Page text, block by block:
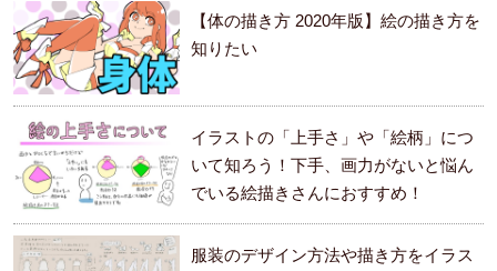
【体の描き方 2020年版】絵の描き方を
知りたい
イラストの「上手さ」や「絵柄」につ
いて知ろう！下手、画力がないと悩ん
でいる絵描きさんにおすすめ！
服装のデザイン方法や描き方をイラス